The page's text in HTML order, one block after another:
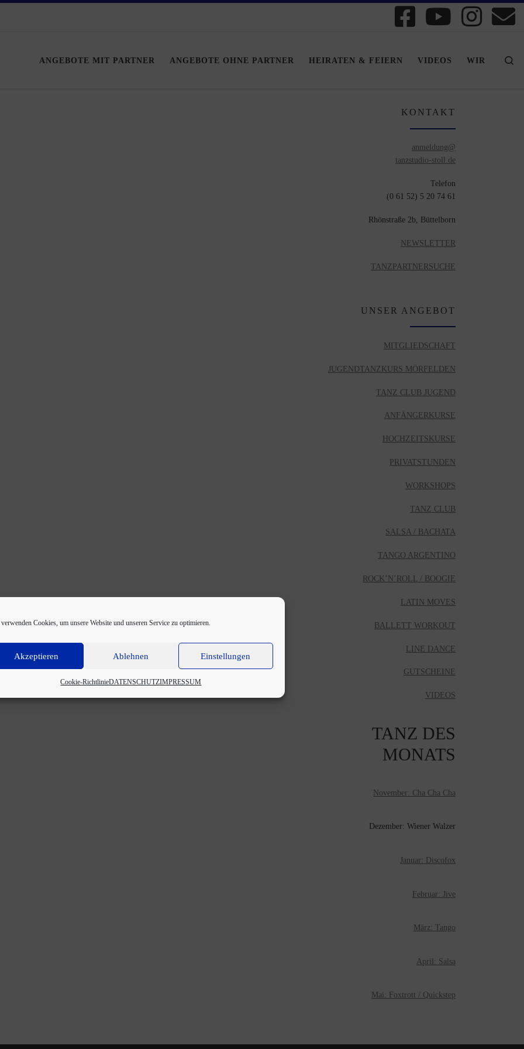
Cookies, um unsere Website und unseren Service zu optimieren.
Akzeptieren Ablehnen Einstellungen
Cookie-RichtlinieDATENSCHUTZIMPRESSUM
ANGEBOTE MIT PARTNER ANGEBOTE OHNE PARTNER HEIRATEN & FEIERN VIDEOS WIR
KONTAKT
anmeldung@
tanzstudio-stoll.de
Telefon
(0 61 52) 5 20 74 61
Rhönstraße 2b, Büttelborn
NEWSLETTER
TANZPARTNERSUCHE
UNSER ANGEBOT
MITGLIEDSCHAFT
JUGENDTANZKURS MÖRFELDEN
TANZ CLUB JUGEND
ANFÄNGERKURSE
HOCHZEITSKURSE
PRIVATSTUNDEN
WORKSHOPS
TANZ CLUB
SALSA / BACHATA
TANGO ARGENTINO
ROCK’N’ROLL / BOOGIE
LATIN MOVES
BALLETT WORKOUT
LINE DANCE
GUTSCHEINE
VIDEOS
TANZ DES
MONATS
November: Cha Cha Cha
Dezember: Wiener Walzer
Januar: Discofox
Februar: Jive
März: Tango
April: Salsa
Mai: Foxtrott / Quickstep